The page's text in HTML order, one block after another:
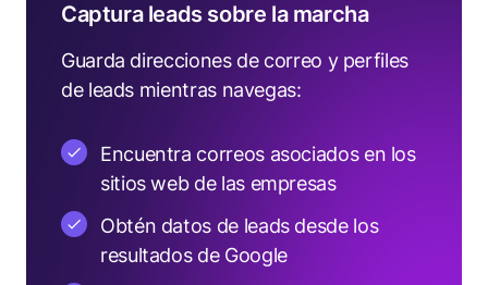
Captura leads sobre la marcha
Guarda direcciones de correo y perfiles
de leads mientras navegas:
Encuentra correos asociados en los
sitios web de las empresas
Obtén datos de leads desde los
resultados de Google